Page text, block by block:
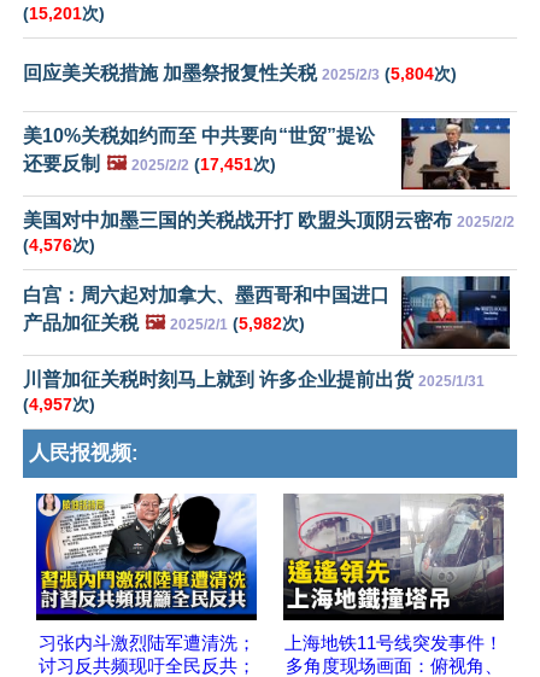
(15,201次)
回应美关税措施 加墨祭报复性关税 2025/2/3 (5,804次)
美10%关税如约而至 中共要向“世贸”提讼
还要反制 🖼️ 2025/2/2 (17,451次)
美国对中加墨三国的关税战开打 欧盟头顶阴云密布 2025/2/2
(4,576次)
白宫：周六起对加拿大、墨西哥和中国进口
产品加征关税 🖼️ 2025/2/1 (5,982次)
川普加征关税时刻马上就到 许多企业提前出货 2025/1/31
(4,957次)
人民报视频:
习张内斗激烈陆军遭清洗；
讨习反共频现吁全民反共；
上海地铁11号线突发事件！
多角度现场画面：俯视角、